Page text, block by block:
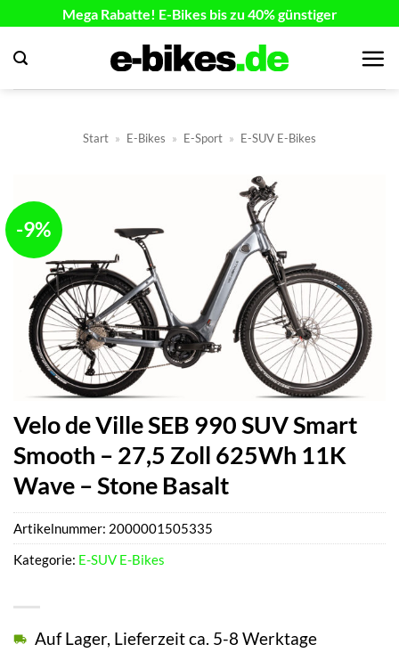
springen
Mega Rabatte! E-Bikes bis zu 40% günstiger
Start » E-Bikes » E-Sport » E-SUV E-Bikes
-9%
Velo de Ville SEB 990 SUV Smart
Smooth – 27,5 Zoll 625Wh 11K
Wave – Stone Basalt
Auf Lager, Lieferzeit ca. 5-8 Werktage
Artikelnummer: 2000001505335
Kategorie: E-SUV E-Bikes